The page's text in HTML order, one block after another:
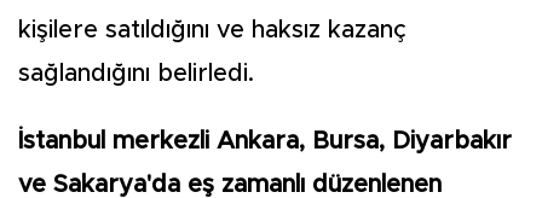
kişilere satıldığını ve haksız kazanç
sağlandığını belirledi.
İstanbul merkezli Ankara, Bursa, Diyarbakır
ve Sakarya'da eş zamanlı düzenlenen